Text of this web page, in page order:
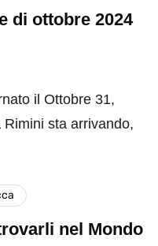
di ottobre 2024
il Ottobre 31,
Rimini sta arrivando,
nel Mondo